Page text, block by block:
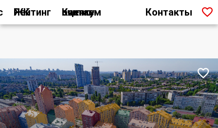
Рейтинг ЖК Как мы считаем оценку Контакты 
